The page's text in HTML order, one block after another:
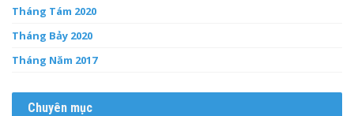
Tháng Tám 2020
Tháng Bảy 2020
Tháng Năm 2017
Chuyên mục